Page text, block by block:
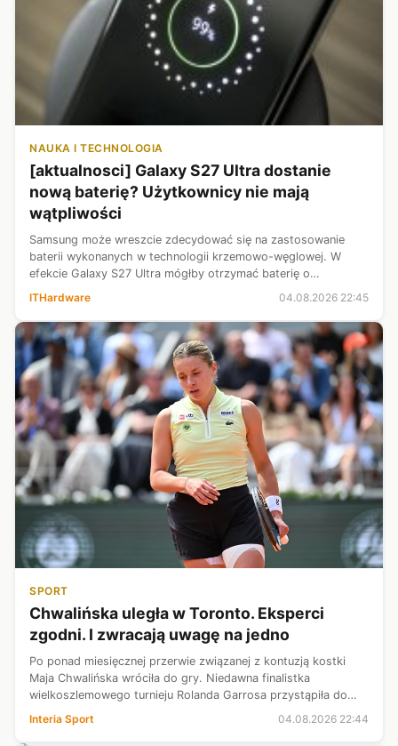
NAUKA I TECHNOLOGIA
[aktualnosci] Galaxy S27 Ultra dostanie
nową baterię? Użytkownicy nie mają
wątpliwości
Samsung może wreszcie zdecydować się na zastosowanie
baterii wykonanych w technologii krzemowo-węglowej. W
efekcie Galaxy S27 Ultra mógłby otrzymać baterię o
pojemności około 5700 mAh, a jednocześnie zachować smukłą
ITHardware 04.08.2026 22:45
SPORT
Chwalińska uległa w Toronto. Eksperci
zgodni. I zwracają uwagę na jedno
Po ponad miesięcznej przerwie związanej z kontuzją kostki
Maja Chwalińska wróciła do gry. Niedawna finalistka
wielkoszlemowego turnieju Rolanda Garrosa przystąpiła do
rundzie zmierzyła się z ...
Interia Sport 04.08.2026 22:44